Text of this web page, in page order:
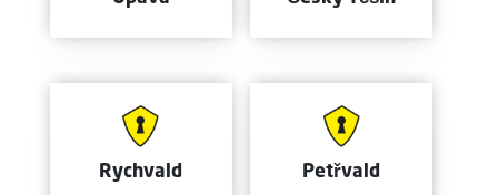
Rychvald Petřvald